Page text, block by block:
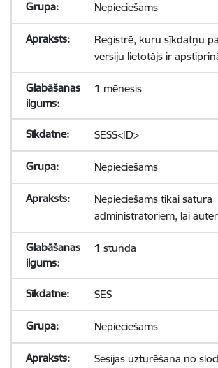
Nepieciešams
Reģistrē, kuru sīkdatņu
versiju lietotājs ir
1 mēnesis
SESS<ID>
Nepieciešams
Nepieciešams tikai satura
administratoriem, lai
1 stunda
SES
Nepieciešams
Sesijas uzturēšana no